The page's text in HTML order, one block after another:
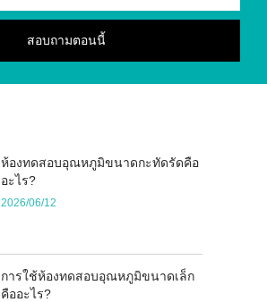
ห้องทดสอบอุณหภูมิขนาดกะทัดรัดคือ
อะไร?
2026/06/12
การใช้ห้องทดสอบอุณหภูมิขนาดเล็ก
คืออะไร?